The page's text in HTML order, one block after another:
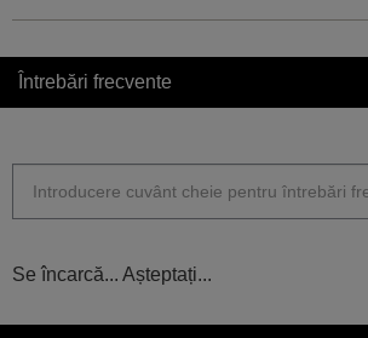
Întrebări frecvente
Se încarcă... Așteptați...